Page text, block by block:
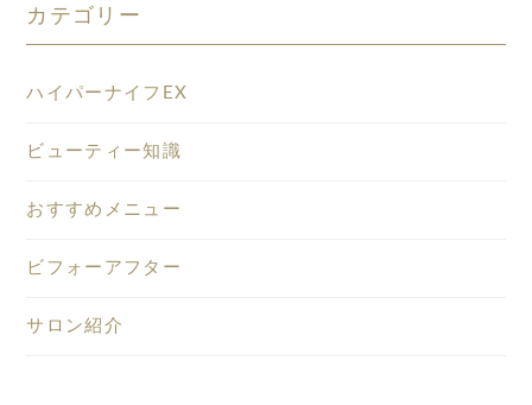
カテゴリー
ハイパーナイフEX
ビューティー知識
おすすめメニュー
ビフォーアフター
サロン紹介